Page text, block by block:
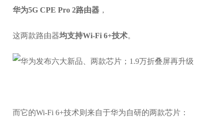
华为5G CPE Pro 2路由器 ，
这两款路由器均支持Wi-Fi 6+技术。
而它的Wi-Fi 6+技术则来自于华为自研的两款芯片：